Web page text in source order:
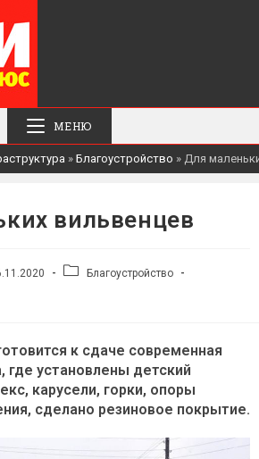
МЕНЮ
» Благоустройство » Для
вильвенцев
РубрикаБлагоустройство
к сдаче современная
где установлены детский
карусели, горки, опоры
сделано резиновое покрытие.